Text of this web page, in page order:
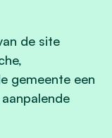
de site
gemeente een